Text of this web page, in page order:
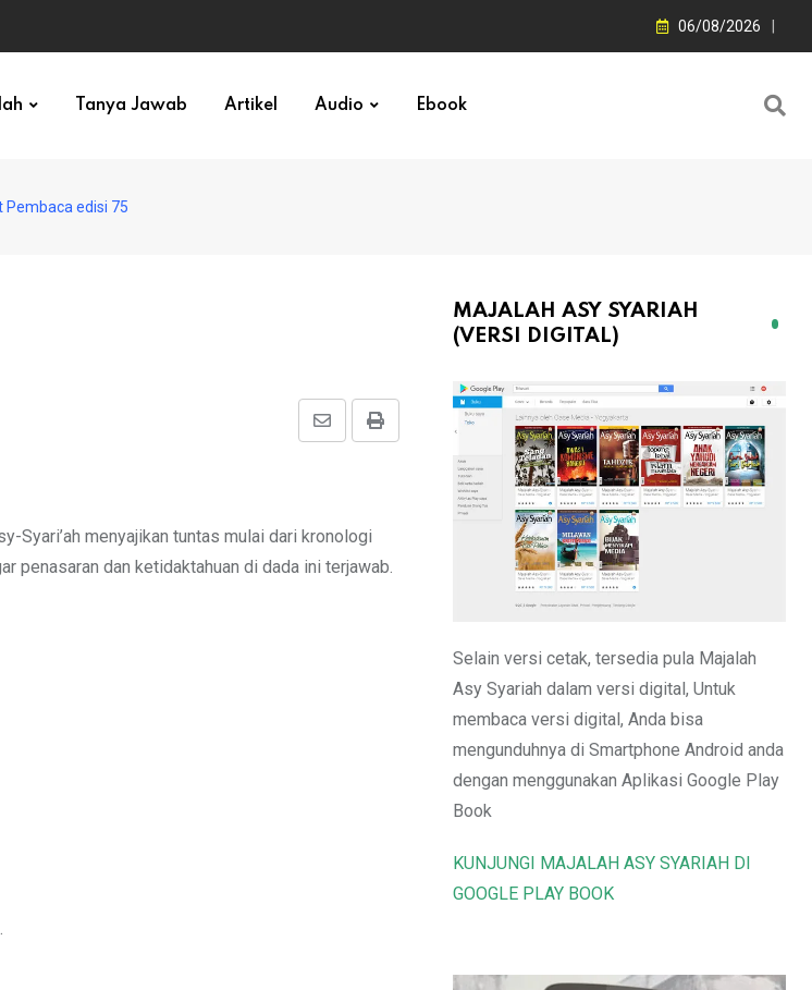
06/08/2026
Tanya Jawab Artikel Audio Ebook
Pembaca edisi 75
Print
Share
Syari’ah menyajikan tuntas mulai dari kronologi
penasaran dan ketidaktahuan di dada ini terjawab.
MAJALAH ASY SYARIAH
(VERSI DIGITAL)
Selain versi cetak, tersedia pula Majalah
Asy Syariah dalam versi digital, Untuk
membaca versi digital, Anda bisa
mengunduhnya di Smartphone Android anda
dengan menggunakan Aplikasi Google Play
Book
KUNJUNGI MAJALAH ASY SYARIAH DI
GOOGLE PLAY BOOK